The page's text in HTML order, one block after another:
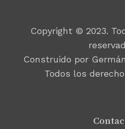
Copyright © 2023.
Construido por
Todos los